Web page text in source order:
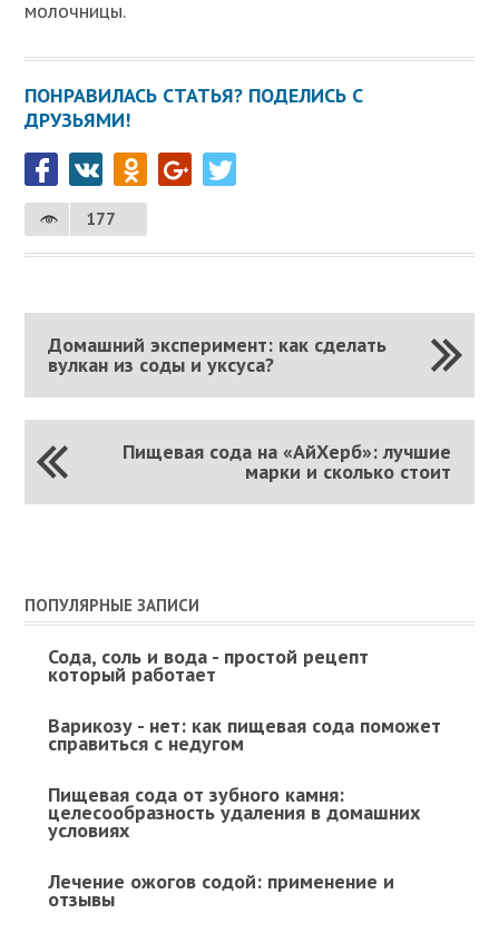
молочницы.
ПОНРАВИЛАСЬ СТАТЬЯ? ПОДЕЛИСЬ С
ДРУЗЬЯМИ!
177
Домашний эксперимент: как сделать
вулкан из соды и уксуса?
Пищевая сода на «АйХерб»: лучшие
марки и сколько стоит
ПОПУЛЯРНЫЕ ЗАПИСИ
Сода, соль и вода - простой рецепт
который работает
Варикозу - нет: как пищевая сода поможет
справиться с недугом
Пищевая сода от зубного камня:
целесообразность удаления в домашних
условиях
Лечение ожогов содой: применение и
отзывы